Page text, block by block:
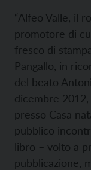
“Alfeo Valle, il
promotore di
fresco di
Pangallo, in
del beato
dicembre 2012,
presso Casa
pubblico
libro – volto a
pubblicazione,